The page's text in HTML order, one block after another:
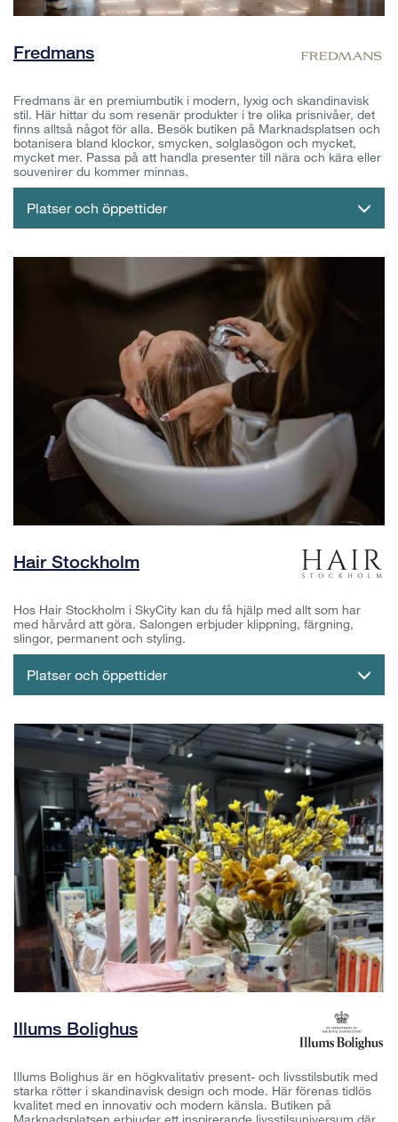
Fredmans
Fredmans är en premiumbutik i modern, lyxig och skandinavisk
stil. Här hittar du som resenär produkter i tre olika prisnivåer, det
finns alltså något för alla. Besök butiken på Marknadsplatsen och
botanisera bland klockor, smycken, solglasögon och mycket,
mycket mer. Passa på att handla presenter till nära och kära eller
souvenirer du kommer minnas.
Platser och öppettider
Hair Stockholm
Hos Hair Stockholm i SkyCity kan du få hjälp med allt som har
med hårvård att göra. Salongen erbjuder klippning, färgning,
slingor, permanent och styling.
Platser och öppettider
Illums Bolighus
Illums Bolighus är en högkvalitativ present- och livsstilsbutik med
starka rötter i skandinavisk design och mode. Här förenas tidlös
kvalitet med en innovativ och modern känsla. Butiken på